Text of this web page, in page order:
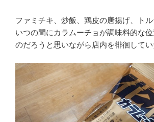
ファミチキ、炒飯、鶏皮の唐揚げ、ト
いつの間にカラムーチョが調味料的な
のだろうと思いながら店内を徘徊してい